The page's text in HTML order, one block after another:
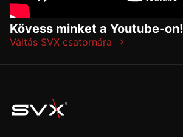
Kövess minket a Youtube-on!
Váltás SVX csatornára